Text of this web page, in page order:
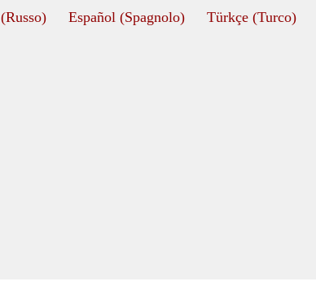
(Russo) Español (Spagnolo) Türkçe (Turco)